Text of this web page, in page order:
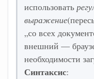
использовать
выражение
„со всех
внешний —
необходимости
Синтаксис: